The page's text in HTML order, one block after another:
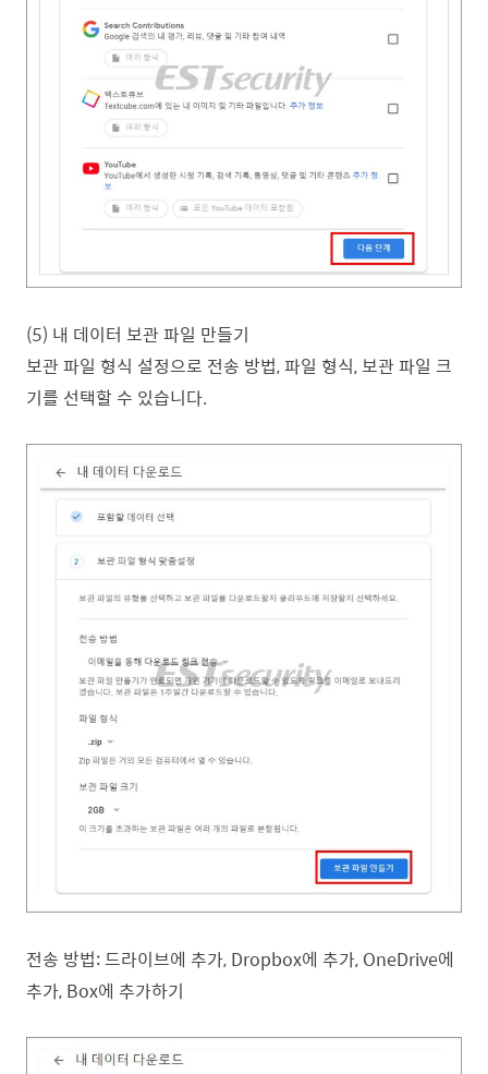
(5) 내 데이터 보관 파일 만들기
보관 파일 형식 설정으로 전송 방법, 파일 형식, 보관 파일 크
기를 선택할 수 있습니다.
전송 방법: 드라이브에 추가, Dropbox에 추가, OneDrive에
추가, Box에 추가하기